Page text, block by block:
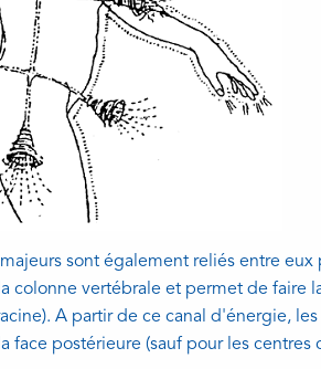
sont également reliés entre
colonne vertébrale et permet de faire
A partir de ce canal d'énergie,
face postérieure (sauf pour les centres